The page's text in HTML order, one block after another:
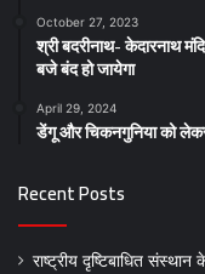
October 27, 2023
श्री बदरीनाथ- केदारनाथ
बजे बंद हो जायेगा
April 29, 2024
डेंगू और चिकनगुनिया को
Recent Posts
राष्ट्रीय दृष्टिबाधित